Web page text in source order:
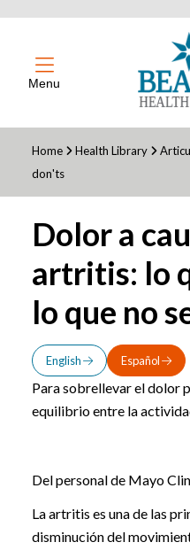
Menu
Home Health Library
don'ts
Dolor a
artritis: lo
lo que no
English Español
Para sobrellevar el dolor
equilibrio entre la
Del personal de Mayo
La artritis es una de las
disminución del